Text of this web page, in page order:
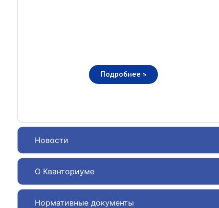
Новости
О Кванториуме
Нормативные документы
Подробнее »